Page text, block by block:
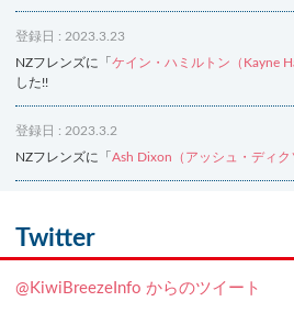
登録日 : 2023.3.23
NZフレンズに「 ケイン・ハミルトン（Kayne
した!!
登録日 : 2023.3.2
NZフレンズに「 Ash Dixon（アッシュ・ディク
NZフレンズに「
登録日 : 2019.4.10
Twitter
@KiwiBreezeInfo からのツイート